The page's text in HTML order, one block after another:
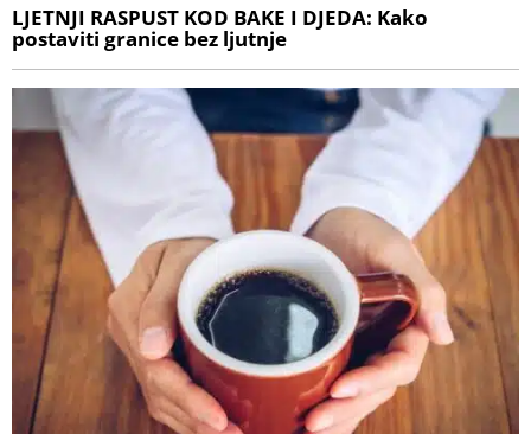
LJETNJI RASPUST KOD BAKE I DJEDA: Kako
postaviti granice bez ljutnje